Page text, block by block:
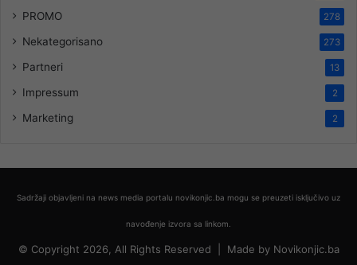
PROMO 278
Nekategorisano 273
Partneri 13
Impressum 2
Marketing 2
Sadržaji objavljeni na news media portalu novikonjic.ba mogu se preuzeti isključivo uz
navođenje izvora sa linkom.
© Copyright 2026, All Rights Reserved | Made by Novikonjic.ba